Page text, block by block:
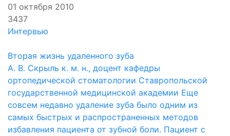
01 октября 2010
3437
Интервью
Вторая жизнь удаленного зуба
А. В. Скрыль к. м. н., доцент кафедры
ортопедической стоматологии Ставропольской
государственной медицинской академии Еще
совсем недавно удаление зуба было одним из
самых быстрых и распространенных методов
избавления пациента от зубной боли. Пациент с